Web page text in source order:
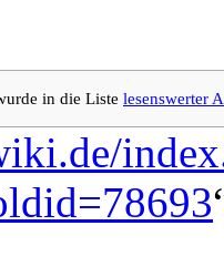
in die Liste lesenswerter